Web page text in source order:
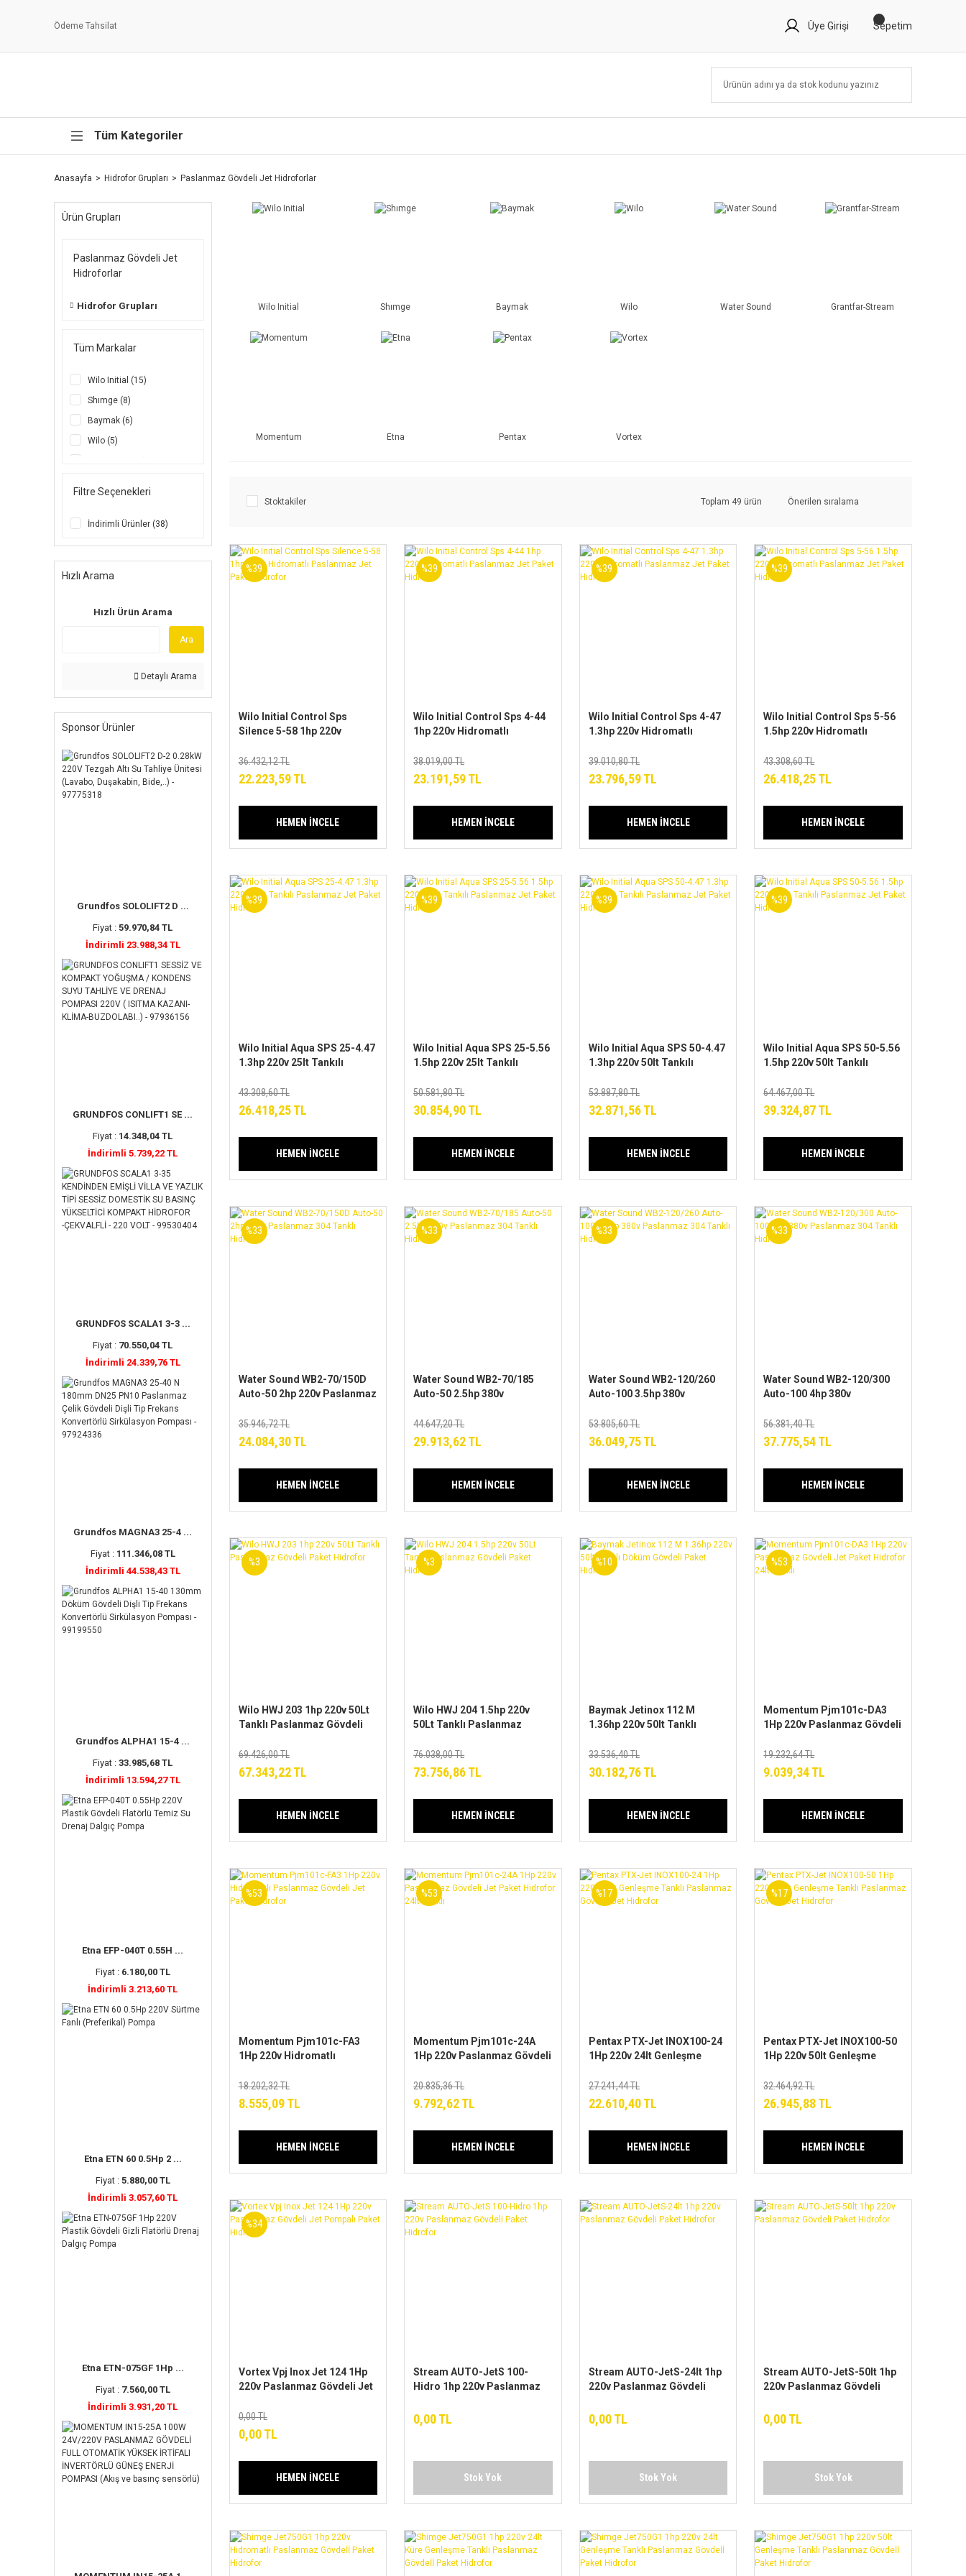
Ödeme Tahsilat Üye Girişi Sepetim
Tüm Kategoriler
Anasayfa Hidrofor Grupları Paslanmaz Gövdeli Jet Hidroforlar
Ürün Grupları
Paslanmaz Gövdeli Jet
Hidroforlar
Hidrofor Grupları
Tüm Markalar
Wilo Initial (15)
Shımge (8)
Baymak (6)
Wilo (5)
Etna (2)
Vortex (1)
Filtre Seçenekleri
İndirimli Ürünler (38)
Hızlı Arama
Hızlı Ürün Arama
Ara
Detaylı Arama
Sponsor Ürünler
Grundfos SOLOLIFT2 D ...
Fiyat :59.970,84 TL
İndirimli 23.988,34 TL
GRUNDFOS CONLIFT1 SE ...
Fiyat : 14.348,04 TL
İndirimli 5.739,22 TL
GRUNDFOS SCALA1 3-3 ...
Fiyat : 70.550,04 TL
İndirimli 24.339,76 TL
Grundfos MAGNA3 25-4 ...
Fiyat : 111.346,08 TL
İndirimli 44.538,43 TL
Grundfos ALPHA1 15-4 ...
Fiyat :33.985,68 TL
İndirimli 13.594,27 TL
Etna EFP-040T 0.55H ...
Fiyat : 6.180,00 TL
İndirimli 3.213,60 TL
Etna ETN 60 0.5Hp 2 ...
Fiyat : 5.880,00 TL
İndirimli 3.057,60 TL
Etna ETN-075GF 1Hp ...
Fiyat : 7.560,00 TL
İndirimli 3.931,20 TL
Wilo Initial Shımge Baymak Wilo Water Sound Grantfar-Stream
Momentum Etna Pentax Vortex
Stoktakiler Toplam 49 ürün
%39
Wilo Initial Control Sps
Silence 5-58 1hp 220v
Paket Hidrofor
36.432,12 TL
22.223,59 TL
HEMEN İNCELE
%39
Wilo Initial Control Sps 4-44
1hp 220v Hidromatlı
Hidrofor
38.019,00 TL
23.191,59 TL
HEMEN İNCELE
%39
Wilo Initial Control Sps 4-47
1.3hp 220v Hidromatlı
Hidrofor
39.010,80 TL
23.796,59 TL
HEMEN İNCELE
%39
Wilo Initial Control Sps 5-56
1.5hp 220v Hidromatlı
Hidrofor
43.308,60 TL
26.418,25 TL
HEMEN İNCELE
%39
Wilo Initial Aqua SPS 25-4.47
1.3hp 220v 25lt Tankılı
Hidrofor
43.308,60 TL
26.418,25 TL
HEMEN İNCELE
%39
Wilo Initial Aqua SPS 25-5.56
1.5hp 220v 25lt Tankılı
Hidrofor
50.581,80 TL
30.854,90 TL
HEMEN İNCELE
%39
Wilo Initial Aqua SPS 50-4.47
1.3hp 220v 50lt Tankılı
Hidrofor
53.887,80 TL
32.871,56 TL
HEMEN İNCELE
%39
Wilo Initial Aqua SPS 50-5.56
1.5hp 220v 50lt Tankılı
Hidrofor
64.467,00 TL
39.324,87 TL
HEMEN İNCELE
%33
Water Sound WB2-70/150D
Auto-50 2hp 220v Paslanmaz
35.946,72 TL
24.084,30 TL
HEMEN İNCELE
%33
Water Sound WB2-70/185
Auto-50 2.5hp 380v
Hidrofor
44.647,20 TL
29.913,62 TL
HEMEN İNCELE
%33
Water Sound WB2-120/260
Auto-100 3.5hp 380v
Hidrofor
53.805,60 TL
36.049,75 TL
HEMEN İNCELE
%33
Water Sound WB2-120/300
Auto-100 4hp 380v
Hidrofor
56.381,40 TL
37.775,54 TL
HEMEN İNCELE
%3
Wilo HWJ 203 1hp 220v 50Lt
Tanklı Paslanmaz Gövdeli
69.426,00 TL
67.343,22 TL
HEMEN İNCELE
%3
Wilo HWJ 204 1.5hp 220v
50Lt Tanklı Paslanmaz
76.038,00 TL
73.756,86 TL
HEMEN İNCELE
%10
Baymak Jetinox 112 M
1.36hp 220v 50lt Tanklı
Hidrofor
33.536,40 TL
30.182,76 TL
HEMEN İNCELE
%53
Momentum Pjm101c-DA3
1Hp 220v Paslanmaz Gövdeli
Tanklı
19.232,64 TL
9.039,34 TL
HEMEN İNCELE
%53
Momentum Pjm101c-FA3
1Hp 220v Hidromatlı
Paket Hidrofor
18.202,32 TL
8.555,09 TL
HEMEN İNCELE
%53
Momentum Pjm101c-24A
1Hp 220v Paslanmaz Gövdeli
Tanklı
20.835,36 TL
9.792,62 TL
HEMEN İNCELE
%17
Pentax PTX-Jet INOX100-24
1Hp 220v 24lt Genleşme
Jet Hidrofor
27.241,44 TL
22.610,40 TL
HEMEN İNCELE
%17
Pentax PTX-Jet INOX100-50
1Hp 220v 50lt Genleşme
Jet Hidrofor
32.464,92 TL
26.945,88 TL
HEMEN İNCELE
%34
Vortex Vpj Inox Jet 124 1Hp
220v Paslanmaz Gövdeli Jet
0,00 TL
0,00 TL
HEMEN İNCELE
Stream AUTO-JetS 100-
Hidro 1hp 220v Paslanmaz
0,00 TL
Stok Yok
Stream AUTO-JetS-24lt 1hp
220v Paslanmaz Gövdeli
0,00 TL
Stok Yok
Stream AUTO-JetS-50lt 1hp
220v Paslanmaz Gövdeli
0,00 TL
Stok Yok